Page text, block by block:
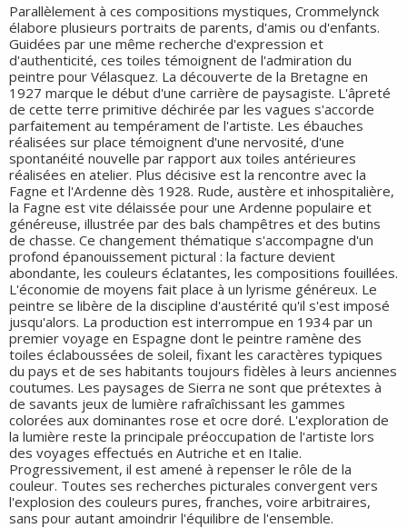
Parallèlement à ces compositions mystiques, Crommelynck
élabore plusieurs portraits de parents, d'amis ou d'enfants.
Guidées par une même recherche d'expression et
d'authenticité, ces toiles témoignent de l'admiration du
peintre pour Vélasquez. La découverte de la Bretagne en
1927 marque le début d'une carrière de paysagiste. L'âpreté
de cette terre primitive déchirée par les vagues s'accorde
parfaitement au tempérament de l'artiste. Les ébauches
réalisées sur place témoignent d'une nervosité, d'une
spontanéité nouvelle par rapport aux toiles antérieures
réalisées en atelier. Plus décisive est la rencontre avec la
Fagne et l'Ardenne dès 1928. Rude, austère et inhospitalière,
la Fagne est vite délaissée pour une Ardenne populaire et
généreuse, illustrée par des bals champêtres et des butins
de chasse. Ce changement thématique s'accompagne d'un
profond épanouissement pictural : la facture devient
abondante, les couleurs éclatantes, les compositions fouillées.
L'économie de moyens fait place à un lyrisme généreux. Le
peintre se libère de la discipline d'austérité qu'il s'est imposé
jusqu'alors. La production est interrompue en 1934 par un
premier voyage en Espagne dont le peintre ramène des
toiles éclaboussées de soleil, fixant les caractères typiques
du pays et de ses habitants toujours fidèles à leurs anciennes
coutumes. Les paysages de Sierra ne sont que prétextes à
de savants jeux de lumière rafraîchissant les gammes
colorées aux dominantes rose et ocre doré. L'exploration de
la lumière reste la principale préoccupation de l'artiste lors
des voyages effectués en Autriche et en Italie.
Progressivement, il est amené à repenser le rôle de la
couleur. Toutes ses recherches picturales convergent vers
l'explosion des couleurs pures, franches, voire arbitraires,
sans pour autant amoindrir l'équilibre de l'ensemble.